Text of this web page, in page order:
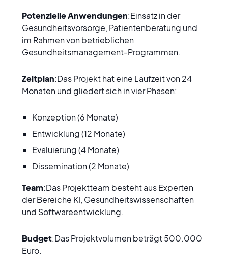
Potenzielle Anwendungen:Einsatz in der
Gesundheitsvorsorge, Patientenberatung und
im Rahmen von betrieblichen
Gesundheitsmanagement-Programmen.
Zeitplan:Das Projekt hat eine Laufzeit von 24
Monaten und gliedert sich in vier Phasen:
Konzeption (6 Monate)
Entwicklung (12 Monate)
Evaluierung (4 Monate)
Dissemination (2 Monate)
Team:Das Projektteam besteht aus Experten
der Bereiche KI, Gesundheitswissenschaften
und Softwareentwicklung.
Budget:Das Projektvolumen beträgt 500.000
Euro.